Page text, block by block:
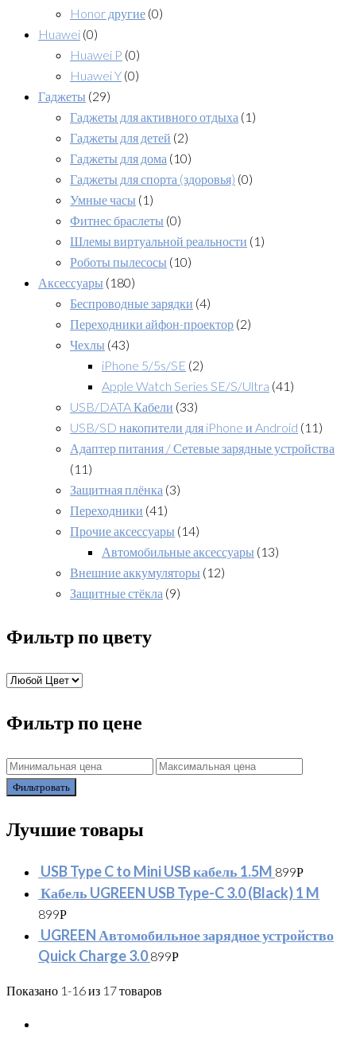
Honor другие (0)
Huawei (0)
Huawei P (0)
Huawei Y (0)
Гаджеты (29)
Гаджеты для активного отдыха (1)
Гаджеты для детей (2)
Гаджеты для дома (10)
Гаджеты для спорта (здоровья) (0)
Умные часы (1)
Фитнес браслеты (0)
Шлемы виртуальной реальности (1)
Роботы пылесосы (10)
Аксессуары (180)
Беспроводные зарядки (4)
Переходники айфон-проектор (2)
Чехлы (43)
iPhone 5/5s/SE (2)
Apple Watch Series SE/S/Ultra (41)
USB/DATA Кабели (33)
USB/SD накопители для iPhone и Android (11)
Адаптер питания / Сетевые зарядные устройства
(11)
Защитная плёнка (3)
Переходники (41)
Прочие аксессуары (14)
Автомобильные аксессуары (13)
Внешние аккумуляторы (12)
Защитные стёкла (9)
Фильтр по цвету
Фильтр по цене
Фильтровать
Лучшие товары
USB Type C to Mini USB кабель 1.5M 899Р
Кабель UGREEN USB Type-C 3.0 (Black) 1 M
899Р
UGREEN Автомобильное зарядное устройство
Quick Charge 3.0 899Р
Показано 1-16 из 17 товаров